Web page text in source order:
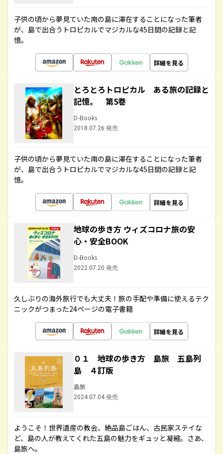
子供の頃から夢見ていた南の島に滞在することになった筆者
が、島で出合うトロピカルでマジカルな45日間の記録と記
憶。
詳細を見る
とろとろトロピカル ある旅の記録と
記憶。 第5巻
D-Books
2018.07.26 発売
子供の頃から夢見ていた南の島に滞在することになった筆者
が、島で出合うトロピカルでマジカルな45日間の記録と記
憶。
詳細を見る
地球の歩き方 ウィズコロナ旅の安
心・安全BOOK
D-Books
2022.07.20 発売
久しぶりの海外旅行でも大丈夫！旅の手配や準備に使えるテク
ニックがつまった24ページの電子書籍
詳細を見る
０１ 地球の歩き方 島旅 五島列
島 ４訂版
島旅
2024.07.04 発売
ようこそ！世界遺産の教会、絶品島ごはん、古民家ステイな
ど、島の人が教えてくれた五島の魅力をギュッと凝縮。さあ、
島旅へ。